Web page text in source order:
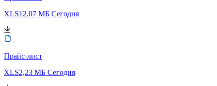
XLS12,07 МБ Сегодня
Прайс-лист
XLS2,23 МБ Сегодня